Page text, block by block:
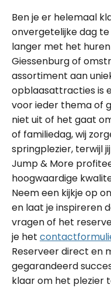
Ben je er helemaal
onvergetelijke dag
langer met het
Giessenburg of
assortiment aan
opblaasattracties is
voor ieder thema of
niet uit of het gaat
of familiedag, wij
springplezier, terwijl
Jump & More
hoogwaardige
Neem een kijkje op
en laat je inspireren
vragen of het
je het
Reserveer direct en
gegarandeerd
klaar om het plezier